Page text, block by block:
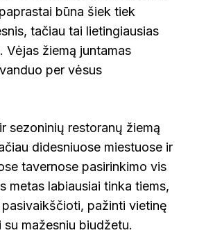
būna šiek tiek
tačiau tai lietingiausias
Vėjas žiemą juntamas
per vėsus
sezoninių restoranų žiemą
didesniuose miestuose ir
tavernose pasirinkimo vis
metas labiausiai tinka tiems,
pasivaikščioti, pažinti vietinę
mažesniu biudžetu.